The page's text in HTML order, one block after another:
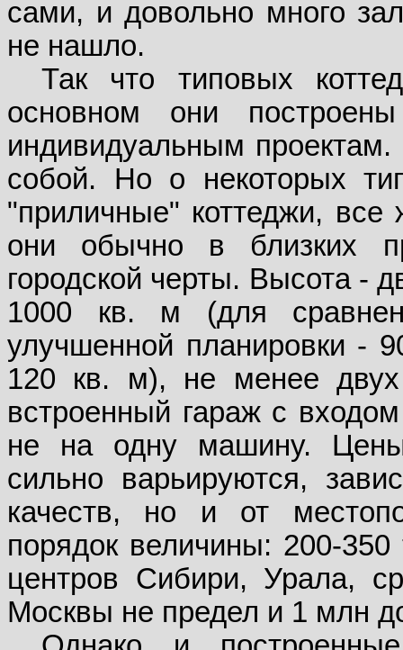
сами, и довольно много
не нашло.
Так что типовых
основном они
индивидуальным
собой. Но о некоторых
"приличные" коттеджи, все
они обычно в близких
городской черты. Высота -
1000 кв. м (для
улучшенной планировки -
120 кв. м), не менее
встроенный гараж с
не на одну машину. Цены
сильно варьируются,
качеств, но и от
порядок величины: 200-
центров Сибири, Урала,
Москвы не предел и 1 млн